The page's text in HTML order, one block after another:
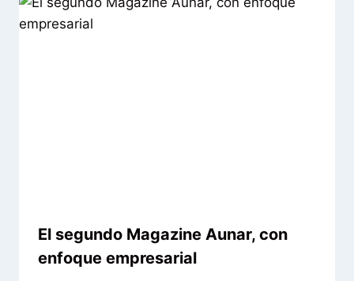
El segundo Magazine Aunar, con
enfoque empresarial